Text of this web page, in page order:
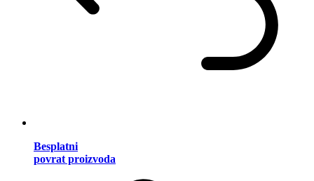
Besplatni
povrat proizvoda